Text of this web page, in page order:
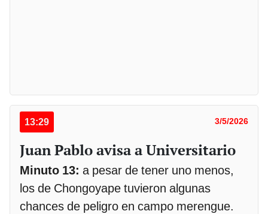
13:29 3/5/2026
Juan Pablo avisa a Universitario
Minuto 13: a pesar de tener uno menos,
los de Chongoyape tuvieron algunas
chances de peligro en campo merengue.